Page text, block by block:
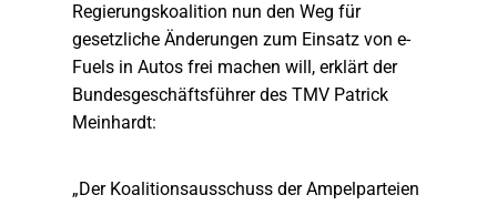
Regierungskoalition nun den Weg für
gesetzliche Änderungen zum Einsatz von e-
Fuels in Autos frei machen will, erklärt der
Bundesgeschäftsführer des TMV Patrick
Meinhardt:
„Der Koalitionsausschuss der Ampelparteien